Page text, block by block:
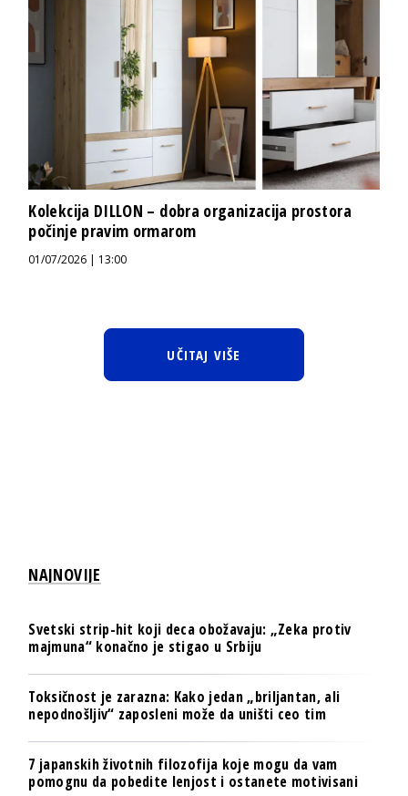
Kolekcija DILLON – dobra organizacija prostora
počinje pravim ormarom
01/07/2026 | 13:00
UČITAJ VIŠE
NAJNOVIJE
Svetski strip-hit koji deca obožavaju: „Zeka protiv
majmuna“ konačno je stigao u Srbiju
Toksičnost je zarazna: Kako jedan „briljantan, ali
nepodnošljiv“ zaposleni može da uništi ceo tim
7 japanskih životnih filozofija koje mogu da vam
pomognu da pobedite lenjost i ostanete motivisani